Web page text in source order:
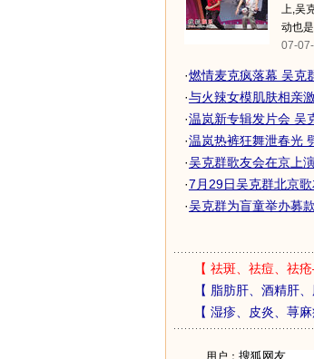
上,吴
动也
07-
·燃情麦克疯落幕 吴克
·与火辣女模肌肤相亲
·温岚新专辑发片会 吴
·温岚热裤狂舞泄春光
·吴克群歌友会在京上
·7月29日吴克群北京
·吴克群为盲童举办募
【 祛斑、祛痘、祛
【 脂肪肝、酒精肝
【 湿疹、皮炎、荨
用户：